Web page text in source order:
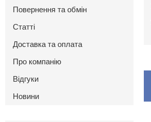
Повернення та обмін
Статті
Доставка та оплата
Про компанію
Відгуки
Новини